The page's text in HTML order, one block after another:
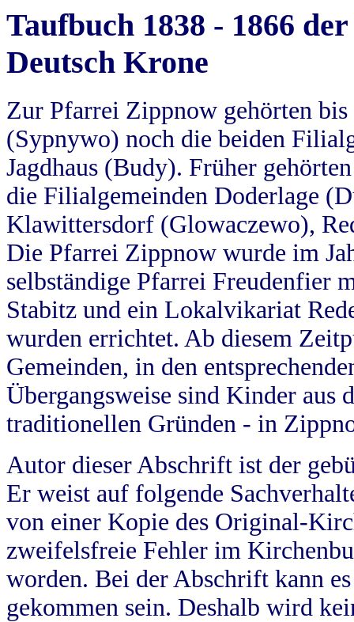
Taufbuch 1838 - 1866
Deutsch Krone
Zur Pfarrei Zippnow gehörten
(Sypnywo) noch die beiden
Jagdhaus (Budy). Früher
die Filialgemeinden Doderlage
Klawittersdorf (Glowaczewo),
Die Pfarrei Zippnow wurde im
selbständige Pfarrei Freudenfier
Stabitz und ein Lokalvikariat
wurden errichtet. Ab diesem
Gemeinden, in den
Übergangsweise sind Kinder aus
traditionellen Gründen - in
Autor dieser Abschrift ist der
Er weist auf folgende
von einer Kopie des Original-
zweifelsfreie Fehler im
worden. Bei der Abschrift kann
gekommen sein. Deshalb wird